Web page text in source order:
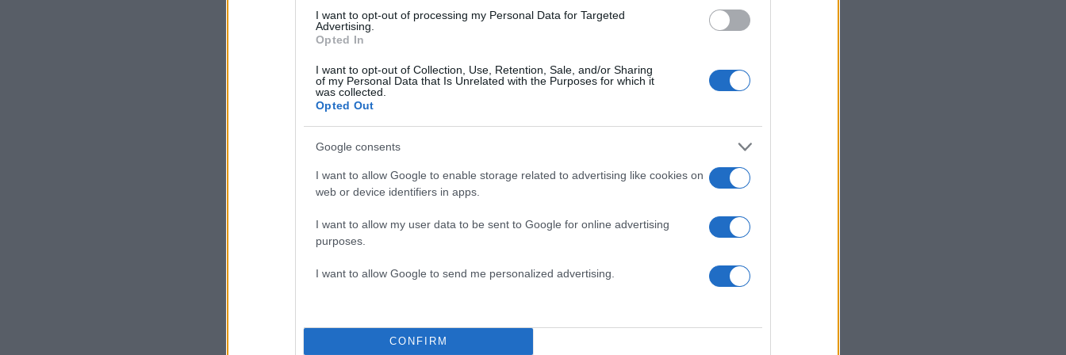
I want to opt-out of processing my Personal Data for Targeted
Advertising.
Opted In
I want to opt-out of Collection, Use, Retention, Sale, and/or Sharing
of my Personal Data that Is Unrelated with the Purposes for which it
was collected.
Opted Out
Google consents
I want to allow Google to enable storage related to advertising like cookies on
web or device identifiers in apps.
I want to allow my user data to be sent to Google for online advertising
purposes.
I want to allow Google to send me personalized advertising.
CONFIRM